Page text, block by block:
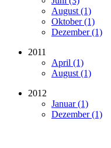
August (1)
Oktober (1)
Dezember (1)
2011
April (1)
August (1)
2012
Januar (1)
Dezember (1)